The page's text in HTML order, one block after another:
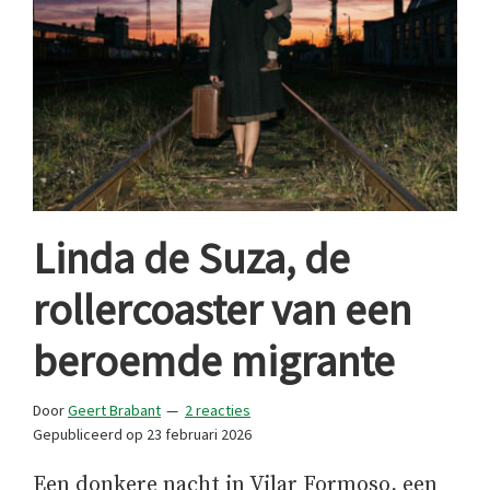
Linda de Suza, de
rollercoaster van een
beroemde migrante
DoorGeert Brabant
2 reacties
Gepubliceerd op 23 februari 2026